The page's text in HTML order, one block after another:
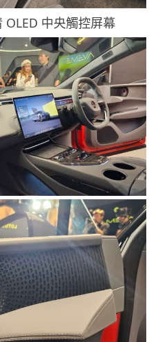
中央觸控屏幕